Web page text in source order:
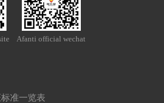
Afanti official wechat
准一览表